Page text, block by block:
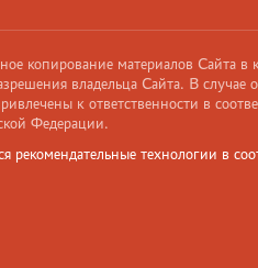
копирование материалов Сайта в
владельца Сайта. В случае
к ответственности в
Федерации.
технологии в